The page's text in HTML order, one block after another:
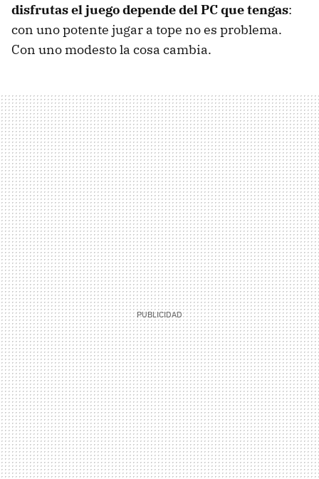
disfrutas el juego depende del PC que tengas:
con uno potente jugar a tope no es problema.
Con uno modesto la cosa cambia.